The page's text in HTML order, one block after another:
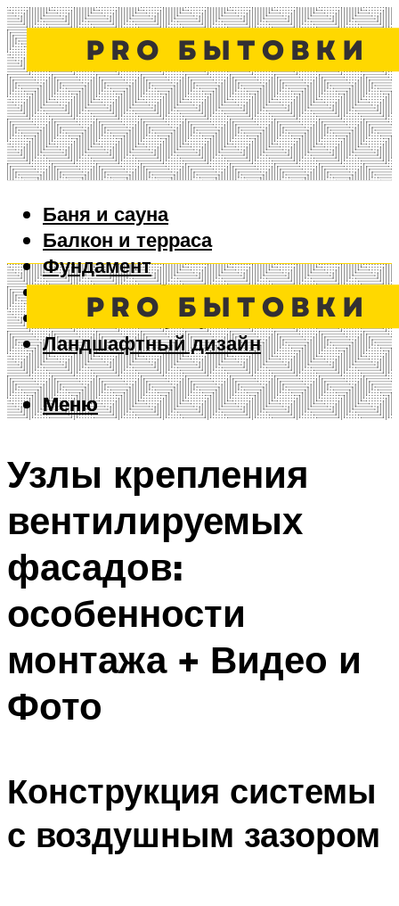
Баня и сауна
Балкон и терраса
Фундамент
Ворота и забор
Дизайн интерьера
Ландшафтный дизайн
Меню
Меню
Узлы крепления
вентилируемых
фасадов:
особенности
монтажа + Видео и
Фото
Конструкция системы
с воздушным зазором